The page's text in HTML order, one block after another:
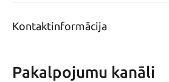
Kontaktinformācija
Pakalpojumu kanāli